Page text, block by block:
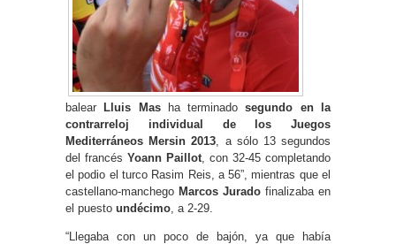
balear Lluis Masha terminadosegundo en la
contrarreloj individual de los Juegos
Mediterráneos Mersin 2013, a sólo 13 segundos
del francés Yoann Paillot, con 32-45 completando
el podio el turco Rasim Reis, a 56”, mientras que el
castellano-manchego Marcos Jurado finalizaba en
el puesto undécimo, a 2-29.
“Llegaba con un poco de bajón, ya que había